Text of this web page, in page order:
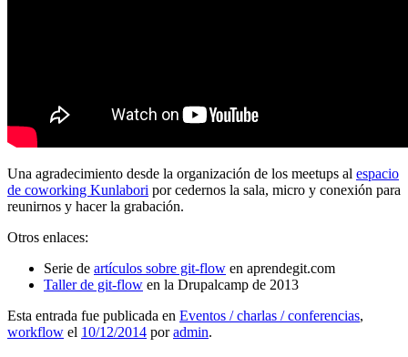
Una agradecimiento desde la organización de los meetups al espacio
de coworking Kunlabori por cedernos la sala, micro y conexión para
reunirnos y hacer la grabación.
Otros enlaces:
Serie de artículos sobre git-flow en aprendegit.com
Taller de git-flow en la Drupalcamp de 2013
Esta entrada fue publicada en Eventos / charlas / conferencias,
workflow el 10/12/2014 poradmin.